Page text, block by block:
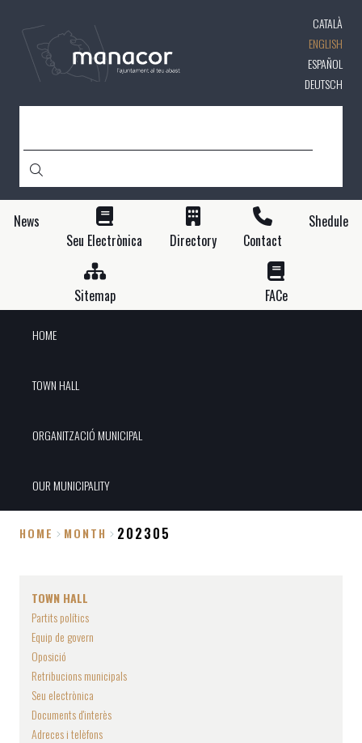
content
CATALÀ
ENGLISH
ESPAÑOL
DEUTSCH
News
Seu Electrònica
Directory Contact
Shedule
Sitemap FACe
HOME
TOWN HALL
ORGANITZACIÓ MUNICIPAL
OUR MUNICIPALITY
HOME MONTH 202305
TOWN HALL
Partits polítics
Equip de govern
Oposició
Retribucions municipals
Seu electrònica
Documents d'interès
Adreces i telèfons